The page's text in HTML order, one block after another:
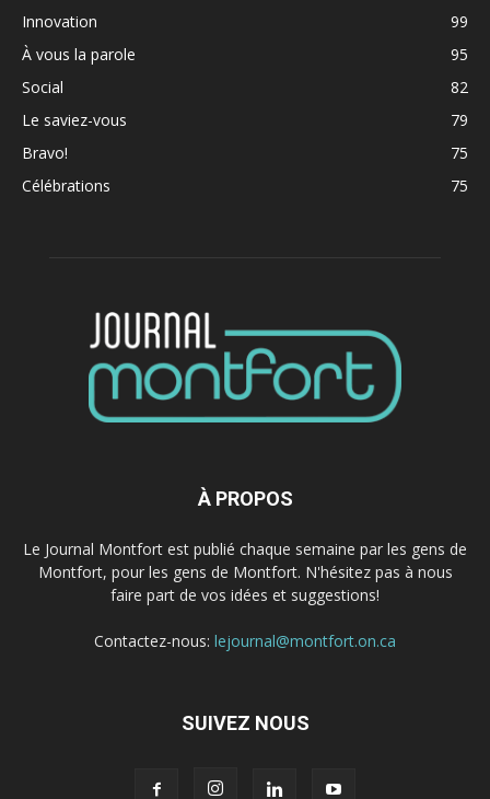
Innovation
99
À vous la parole
95
Social
82
Le saviez-vous
79
Bravo!
75
Célébrations
75
À PROPOS
Le Journal Montfort est publié chaque semaine par les gens de
Montfort, pour les gens de Montfort. N'hésitez pas à nous
faire part de vos idées et suggestions!
Contactez-nous: lejournal@montfort.on.ca
SUIVEZ NOUS